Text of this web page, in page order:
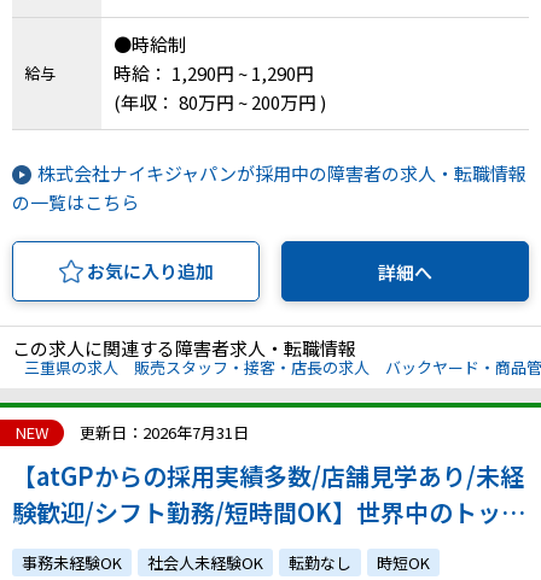
給与
●時給制
時給： 1,290円 ~ 1,290円
(年収： 80万円 ~ 200万円 )
株式会社ナイキジャパンが採用中の障害者の求人・転職情報
の一覧はこちら
お気に入り追加 詳細へ
この求人に関連する障害者求人・転職情報
三重県の求人 販売スタッフ・接客・店長の求人 バックヤード・商品
NEW 更新日：2026年7月31日
【atGPからの採用実績多数/店舗見学あり/未経
験歓迎/シフト勤務/短時間OK】世界中のトップ
アスリートから支持されるフィットネスカンパ
事務未経験OK 社会人未経験OK 転勤なし 時短OK